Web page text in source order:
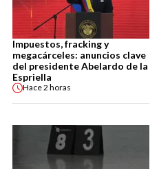
Impuestos, fracking y
megacárceles: anuncios clave
del presidente Abelardo de la
Espriella
Hace2 horas